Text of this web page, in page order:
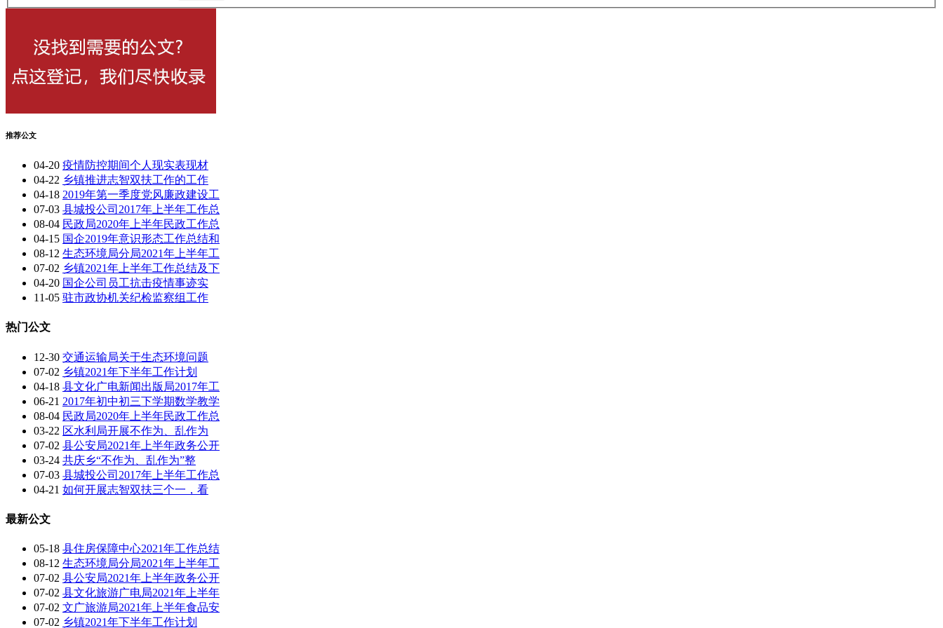
推荐公文
04-20 疫情防控期间个人现实表现材
04-22 乡镇推进志智双扶工作的工作
04-18 2019年第一季度党风廉政建设工
07-03 县城投公司2017年上半年工作总
08-04 民政局2020年上半年民政工作总
04-15 国企2019年意识形态工作总结和
08-12 生态环境局分局2021年上半年工
07-02 乡镇2021年上半年工作总结及下
04-20 国企公司员工抗击疫情事迹实
11-05 驻市政协机关纪检监察组工作
热门公文
12-30 交通运输局关于生态环境问题
07-02 乡镇2021年下半年工作计划
04-18 县文化广电新闻出版局2017年工
06-21 2017年初中初三下学期数学教学
08-04 民政局2020年上半年民政工作总
03-22 区水利局开展不作为、乱作为
07-02 县公安局2021年上半年政务公开
03-24 共庆乡“不作为、乱作为”整
07-03 县城投公司2017年上半年工作总
04-21 如何开展志智双扶三个一，看
最新公文
05-18 县住房保障中心2021年工作总结
08-12 生态环境局分局2021年上半年工
07-02 县公安局2021年上半年政务公开
07-02 县文化旅游广电局2021年上半年
07-02 文广旅游局2021年上半年食品安
07-02 乡镇2021年下半年工作计划